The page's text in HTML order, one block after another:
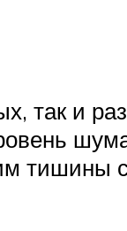
так и
тишины